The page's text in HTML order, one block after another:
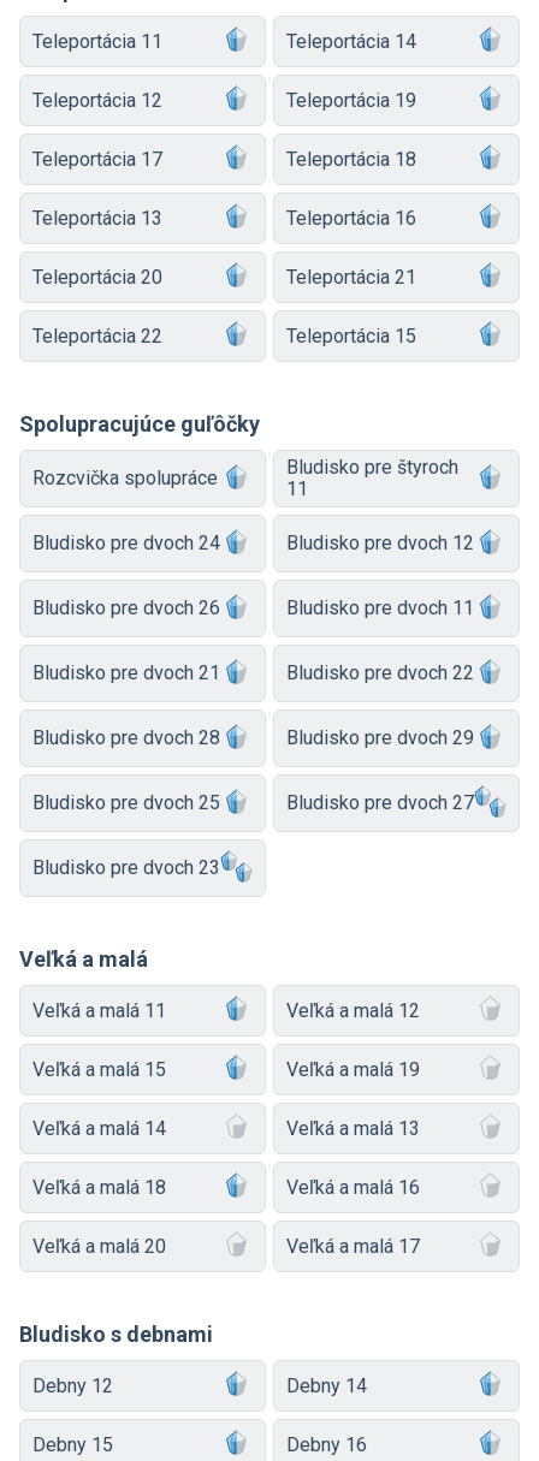
Teleportácia 11 Teleportácia 14
Teleportácia 12 Teleportácia 19
Teleportácia 17 Teleportácia 18
Teleportácia 13 Teleportácia 16
Teleportácia 20 Teleportácia 21
Teleportácia 22 Teleportácia 15
Spolupracujúce guľôčky
Rozcvička spolupráce
Bludisko pre štyroch
11
Bludisko pre dvoch 24 Bludisko pre dvoch 12
Bludisko pre dvoch 26 Bludisko pre dvoch 11
Bludisko pre dvoch 21 Bludisko pre dvoch 22
Bludisko pre dvoch 28 Bludisko pre dvoch 29
Bludisko pre dvoch 25 Bludisko pre dvoch 27
Bludisko pre dvoch 23
Veľká a malá
Veľká a malá 11 Veľká a malá 12
Veľká a malá 15 Veľká a malá 19
Veľká a malá 14 Veľká a malá 13
Veľká a malá 18 Veľká a malá 16
Veľká a malá 20 Veľká a malá 17
Bludisko s debnami
Debny 12 Debny 14
Debny 15 Debny 16